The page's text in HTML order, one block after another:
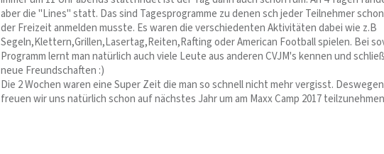
aber die "Lines" statt. Das sind Tagesprogramme zu denen sch jeder Teilnehmer
der Freizeit anmelden musste. Es waren die verschiedenten Aktivitäten dabei wie z.B
Segeln,Klettern,Grillen,Lasertag,Reiten,Rafting oder American Football spielen. Bei
Programm lernt man natürlich auch viele Leute aus anderen CVJM's kennen und
neue Freundschaften :)
Die 2 Wochen waren eine Super Zeit die man so schnell nicht mehr vergisst. Deswegen
freuen wir uns natürlich schon auf nächstes Jahr um am Maxx Camp 2017